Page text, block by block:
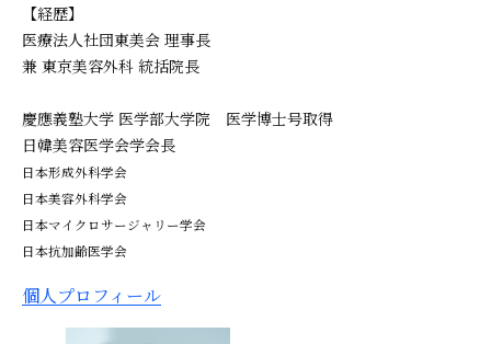
【経歴】
医療法人社団東美会 理事長
兼 東京美容外科 統括院長
慶應義塾大学 医学部大学院 医学博士号取得
日韓美容医学会学会長
日本形成外科学会
日本美容外科学会
日本マイクロサージャリー学会
日本抗加齢医学会
個人プロフィール